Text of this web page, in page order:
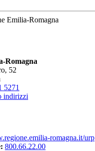
Romagna
52
5271
indirizzi
romagna.it/urp
800.66.22.00